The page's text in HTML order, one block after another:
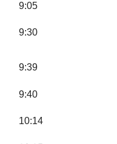
9:05
9:30
9:39
9:40
10:14